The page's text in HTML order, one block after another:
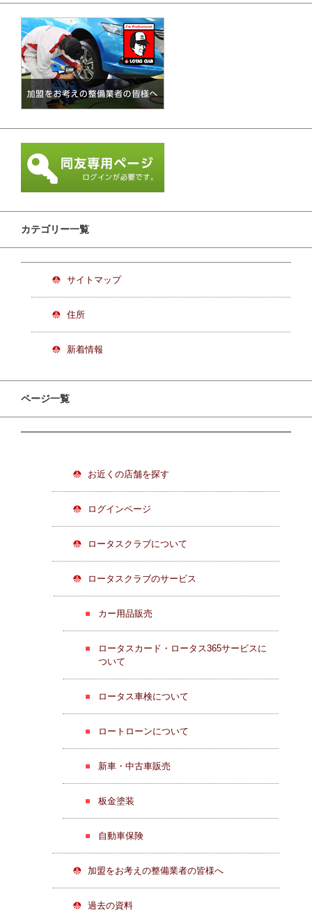
カテゴリー一覧
サイトマップ
住所
新着情報
ページ一覧
お近くの店舗を探す
ログインページ
ロータスクラブについて
ロータスクラブのサービス
カー用品販売
ロータスカード・ロータス365サービスに
ついて
ロータス車検について
ロートローンについて
新車・中古車販売
板金塗装
自動車保険
加盟をお考えの整備業者の皆様へ
過去の資料